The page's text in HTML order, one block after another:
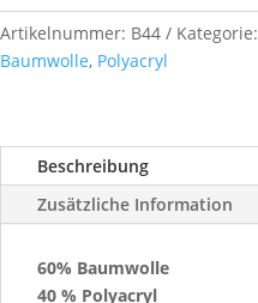
ca.
1
Nr.
Menge
Artikelnummer: B44 Kategorie:
Baumwolle, Polyacryl
Beschreibung
Zusätzliche Information
60% Baumwolle
40 % Polyacryl